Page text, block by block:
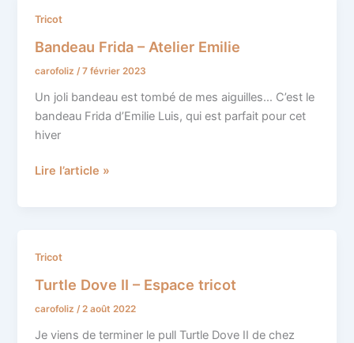
Tricot
Bandeau Frida – Atelier Emilie
carofoliz /7 février 2023
Un joli bandeau est tombé de mes aiguilles… C’est le
bandeau Frida d’Emilie Luis, qui est parfait pour cet
hiver
Bandeau
–
Atelier
Emilie
Lire l’article »
Tricot
Turtle Dove II – Espace tricot
carofoliz /2 août 2022
Je viens de terminer le pull Turtle Dove II de chez
Turtle
II
–
Espace